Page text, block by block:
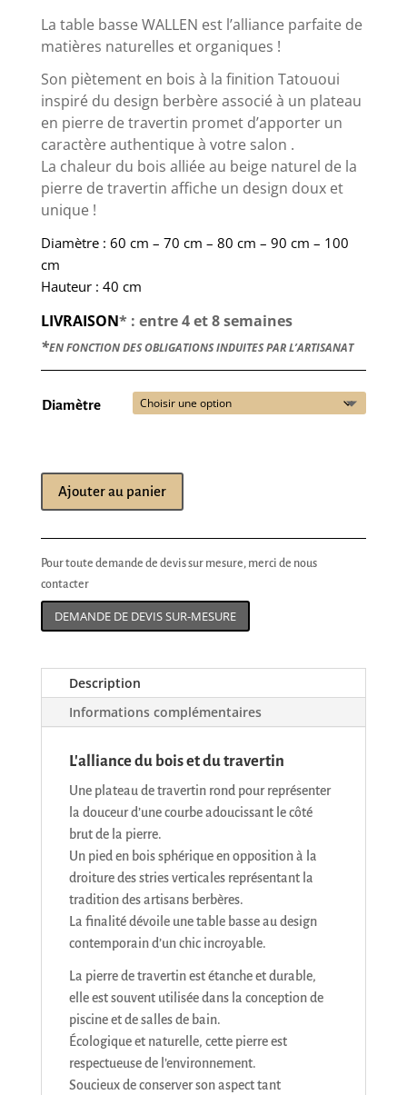
La table basse WALLEN est l’alliance parfaite de
matières naturelles et organiques !
Son piètement en bois à la finition Tatououi
inspiré du design berbère associé à un plateau
en pierre de travertin promet d’apporter un
caractère authentique à votre salon .
La chaleur du bois alliée au beige naturel de la
pierre de travertin affiche un design doux et
unique !
Diamètre : 60 cm – 70 cm – 80 cm – 90 cm – 100
cm
Hauteur : 40 cm
LIVRAISON* : entre 4 et 8 semaines
*EN FONCTION DES OBLIGATIONS INDUITES PAR L’ARTISANAT
Diamètre
Ajouter au panier
Pour toute demande de devis sur mesure, merci de nous
contacter
DEMANDE DE DEVIS SUR-MESURE
Description
Informations complémentaires
L'alliance du bois et du travertin
Une plateau de travertin rond pour représenter
la douceur d’une courbe adoucissant le côté
brut de la pierre.
Un pied en bois sphérique en opposition à la
droiture des stries verticales représentant la
tradition des artisans berbères.
La finalité dévoile une table basse au design
contemporain d’un chic incroyable.
La pierre de travertin est étanche et durable,
elle est souvent utilisée dans la conception de
piscine et de salles de bain.
Écologique et naturelle, cette pierre est
respectueuse de l’environnement.
Soucieux de conserver son aspect tant